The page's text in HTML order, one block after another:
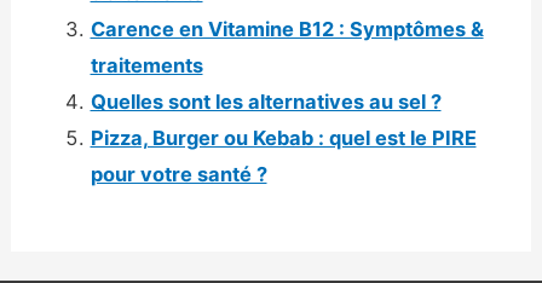
Carence en Vitamine B12 : Symptômes &
traitements
Quelles sont les alternatives au sel ?
Pizza, Burger ou Kebab : quel est le PIRE
pour votre santé ?